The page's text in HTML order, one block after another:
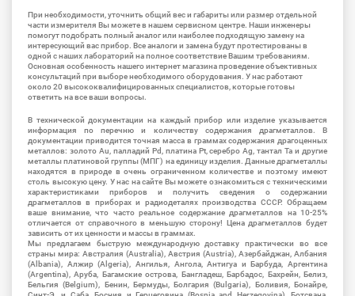
При необходимости, уточнить общий вес и габариты или размер отдельной
части измерителя Вы можете в нашем сервисном центре. Наши инженеры
помогут подобрать полный аналог или наиболее подходящую замену на
интересующий вас прибор. Все аналоги и замена будут протестированы в
одной с наших лабораторий на полное соответствие Вашим требованиям.
Основная особенность нашего интернет магазина проведение объективных
консультаций при выборе необходимого оборудования. У нас работают
около 20 высококвалифицированных специалистов, которые готовы
ответить на все ваши вопросы.
В технической документации на каждый прибор или изделие указывается
информация по перечню и количеству содержания драгметаллов. В
документации приводится точная масса в граммах содержания драгоценных
металлов: золото Au, палладий Pd, платина Pt, серебро Ag, тантал Ta и другие
металлы платиновой группы (МПГ) на единицу изделия. Данные драгметаллы
находятся в природе в очень ограниченном количестве и поэтому имеют
столь высокую цену. У нас на сайте Вы можете ознакомиться с техническими
характеристиками приборов и получить сведения о содержании
драгметаллов в приборах и радиодеталях производства СССР. Обращаем
ваше внимание, что часто реальное содержание драгметаллов на 10-25%
отличается от справочного в меньшую сторону! Цена драгметаллов будет
зависить от их ценности и массы в граммах.
Мы предлагаем быструю международную доставку практически во все
страны мира: Австралия (Australia), Австрия (Austria), Азербайджан, Албания
(Albania), Алжир (Algeria), Ангилья, Ангола, Антигуа и Барбуда, Аргентина
(Argentina), Аруба, Багамские острова, Бангладеш, Барбадос, Бахрейн, Белиз,
Бельгия (Belgium), Бенин, Бермуды, Болгария (Bulgaria), Боливия, Бонайре,